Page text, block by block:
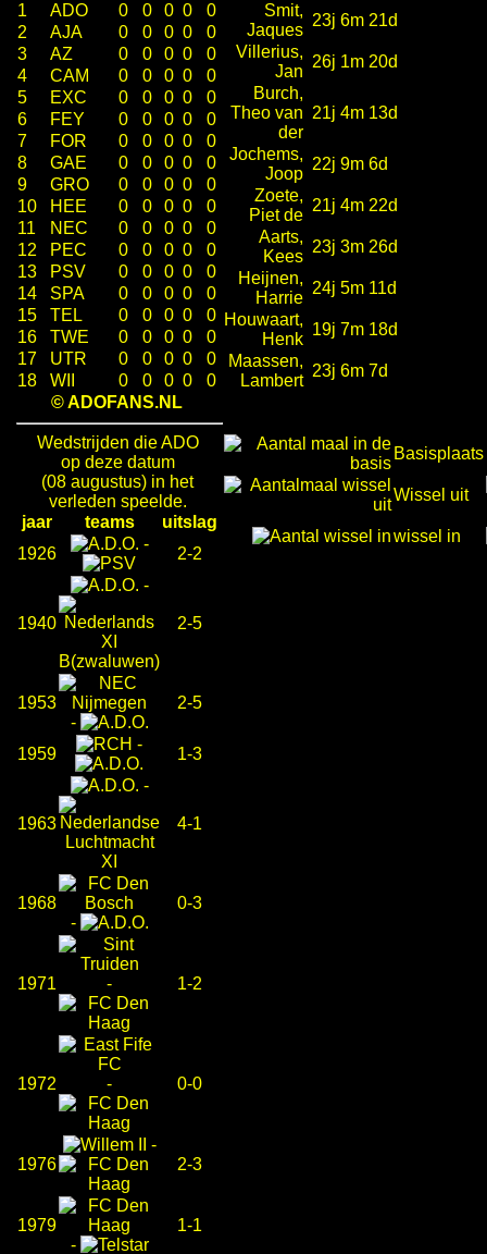
1
ADO 0 0 0 0
0
2
AJA 0 0 0 0
0
3
AZ 0 0 0 0
0
4
CAM 0 0 0 0
0
5
EXC 0 0 0 0
0
6
FEY 0 0 0 0
0
7
FOR 0 0 0 0
0
8
GAE 0 0 0 0
0
9
GRO 0 0 0 0
0
10
HEE 0 0 0 0
0
11
NEC 0 0 0 0
0
12
PEC 0 0 0 0
0
13
PSV 0 0 0 0
0
14
SPA 0 0 0 0
0
15
TEL 0 0 0 0
0
16
TWE 0 0 0 0
0
17
UTR 0 0 0 0
0
18
WII 0 0 0 0
0
© ADOFANS.NL
Wedstrijden die ADO
op deze datum
(08 augustus) in het
verleden speelde.
jaar
teams
uitslag
1926
-
2-2
1940
-
2-5
1953
-
2-5
1959
-
1-3
1963
-
4-1
1968
-
0-3
1971 - 1-2
1972 - 0-0
1976
-
2-3
1979
-
1-1
Smit,
Jaques
23j 6m 21d
Villerius,
Jan
26j 1m 20d
Burch,
Theo van
der
21j 4m 13d
Jochems,
Joop
22j 9m 6d
Zoete,
Piet de
21j 4m 22d
Aarts,
Kees
23j 3m 26d
Heijnen,
Harrie
24j 5m 11d
Houwaart,
Henk
19j 7m 18d
Maassen,
Lambert
23j 6m 7d
Basisplaats
Wissel uit
wissel in